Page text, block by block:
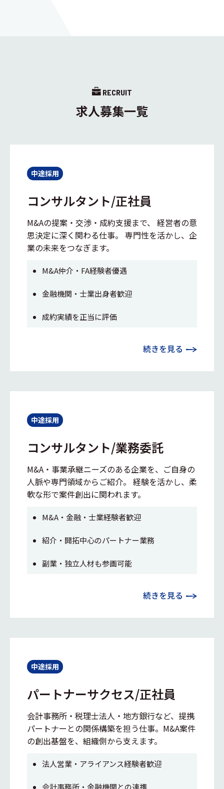
RECRUIT
求人募集一覧
中途採用
コンサルタント/正社員
M&Aの提案・交渉・成約支援まで、 経営者の意
思決定に深く関わる仕事。 専門性を活かし、企
業の未来をつなぎます。
M&A仲介・FA経験者優遇
金融機関・士業出身者歓迎
成約実績を正当に評価
続きを見る
中途採用
コンサルタント/業務委託
M&A・事業承継ニーズのある企業を、ご自身の
人脈や専門領域からご紹介。 経験を活かし、柔
軟な形で案件創出に関われます。
M&A・金融・士業経験者歓迎
紹介・開拓中心のパートナー業務
副業・独立人材も参画可能
続きを見る
中途採用
パートナーサクセス/正社員
会計事務所・税理士法人・地方銀行など、提携
パートナーとの関係構築を担う仕事。M&A案件
の創出基盤を、組織側から支えます。
法人営業・アライアンス経験者歓迎
会計事務所・金融機関との連携